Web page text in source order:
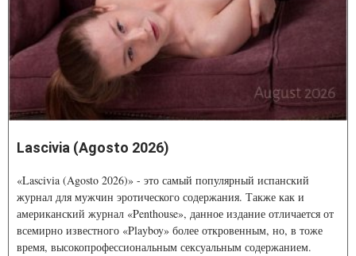
Lascivia (Agosto 2026)
«Lascivia (Agosto 2026)» - это самый популярный испанский
журнал для мужчин эротического содержания. Также как и
американский журнал «Penthouse», данное издание отличается от
всемирно известного «Playboy» более откровенным, но, в тоже
время, высокопрофессиональным сексуальным содержанием.